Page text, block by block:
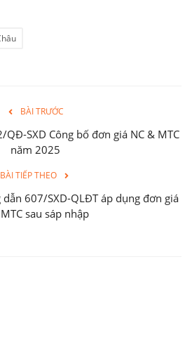
BÀI TRƯỚC
SXD Công bố đơn giá NC & MTC
năm 2025
BÀI TIẾP THEO
dẫn 607/SXD-QLĐT áp dụng đơn giá
sau sáp nhập